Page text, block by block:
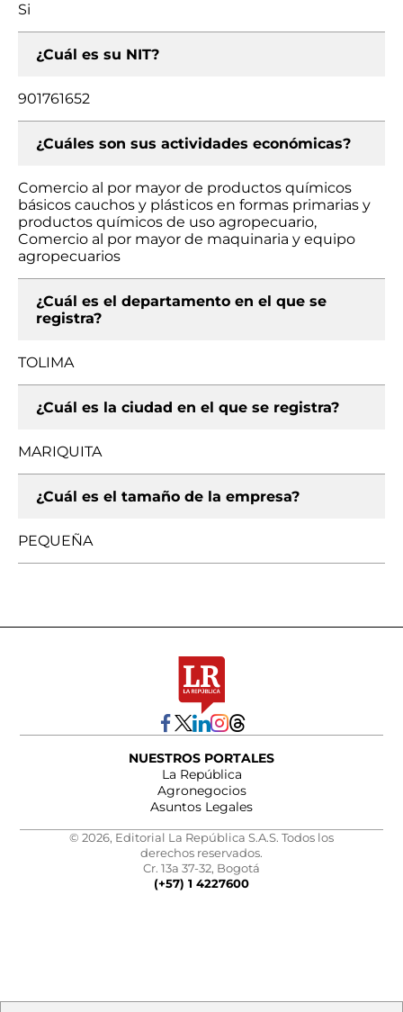
Si
¿Cuál es su NIT?
901761652
¿Cuáles son sus actividades económicas?
Comercio al por mayor de productos químicos
básicos cauchos y plásticos en formas primarias y
productos químicos de uso agropecuario,
Comercio al por mayor de maquinaria y equipo
agropecuarios
¿Cuál es el departamento en el que se
registra?
TOLIMA
¿Cuál es la ciudad en el que se registra?
MARIQUITA
¿Cuál es el tamaño de la empresa?
PEQUEÑA
NUESTROS PORTALES
La República
Agronegocios
Asuntos Legales
© 2026, Editorial La República S.A.S. Todos los
derechos reservados.
Cr. 13a 37-32, Bogotá
(+57) 1 4227600